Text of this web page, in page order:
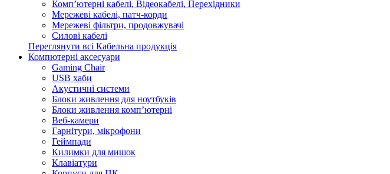
Комп’ютерні кабелі, Відеокабелі, Перехідники
Мережеві кабелі, патч-корди
Мережеві фільтри, продовжувачі
Силові кабелі
Переглянути всі Кабельна продукція
Компютерні аксесуари
Gaming Chair
USB хаби
Акустичні системи
Блоки живлення для ноутбуків
Блоки живлення комп’ютерні
Веб-камери
Гарнітури, мікрофони
Геймпади
Килимки для мишок
Клавіатури